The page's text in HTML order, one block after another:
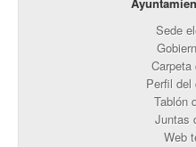
Sede
Carpeta
Perfil del
Tablón
Juntas
Web